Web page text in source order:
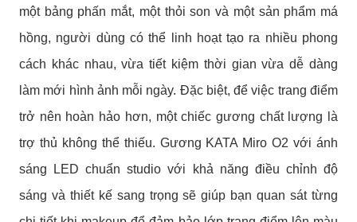
một bảng phấn mắt, một thỏi son và một sản phẩm má
hồng, người dùng có thể linh hoạt tạo ra nhiều phong
cách khác nhau, vừa tiết kiệm thời gian vừa dễ dàng
làm mới hình ảnh mỗi ngày. Đặc biệt, để việc trang điểm
trở nên hoàn hảo hơn, một chiếc gương chất lượng là
trợ thủ không thể thiếu. Gương KATA Miro O2 với ánh
sáng LED chuẩn studio với khả năng điều chỉnh độ
sáng và thiết kế sang trọng sẽ giúp bạn quan sát từng